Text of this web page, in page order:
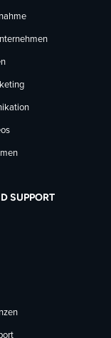
SUPPORT